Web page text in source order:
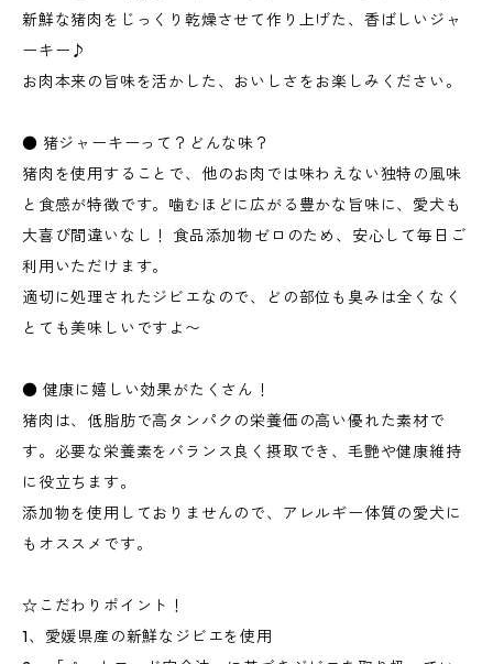
新鮮な猪肉をじっくり乾燥させて作り上げた、香ばしいジャ
ーキー♪
お肉本来の旨味を活かした、おいしさをお楽しみください。
● 猪ジャーキーって？どんな味？
猪肉を使用することで、他のお肉では味わえない独特の風味
と食感が特徴です。噛むほどに広がる豊かな旨味に、愛犬も
大喜び間違いなし！ 食品添加物ゼロのため、安心して毎日ご
利用いただけます。
適切に処理されたジビエなので、どの部位も臭みは全くなく
とても美味しいですよ〜
● 健康に嬉しい効果がたくさん！
猪肉は、低脂肪で高タンパクの栄養価の高い優れた素材で
す。必要な栄養素をバランス良く摂取でき、毛艶や健康維持
に役立ちます。
添加物を使用しておりませんので、アレルギー体質の愛犬に
もオススメです。
☆こだわりポイント！
1、愛媛県産の新鮮なジビエを使用